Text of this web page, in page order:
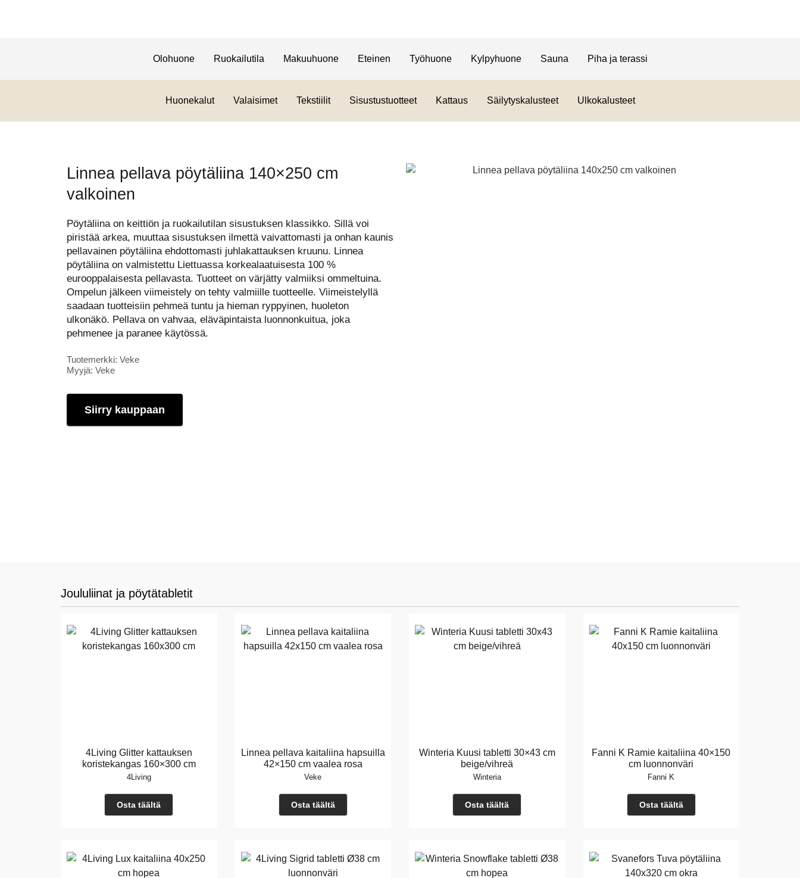
Olohuone Ruokailutila Makuuhuone Eteinen Työhuone Kylpyhuone Sauna Piha ja terassi
Huonekalut Valaisimet Tekstiilit Sisustustuotteet Kattaus Säilytyskalusteet Ulkokalusteet
Linnea pellava pöytäliina 140×250 cm
valkoinen
Pöytäliina on keittiön ja ruokailutilan sisustuksen klassikko. Sillä voi
piristää arkea, muuttaa sisustuksen ilmettä vaivattomasti ja onhan kaunis
pellavainen pöytäliina ehdottomasti juhlakattauksen kruunu. Linnea
pöytäliina on valmistettu Liettuassa korkealaatuisesta 100 %
eurooppalaisesta pellavasta. Tuotteet on värjätty valmiiksi ommeltuina.
Ompelun jälkeen viimeistely on tehty valmiille tuotteelle. Viimeistelyllä
saadaan tuotteisiin pehmeä tuntu ja hieman ryppyinen, huoleton
ulkonäkö. Pellava on vahvaa, eläväpintaista luonnonkuitua, joka
pehmenee ja paranee käytössä.
Tuotemerkki: Veke
Myyjä: Veke
Siirry kauppaan
Joululiinat ja pöytätabletit
4Living Glitter kattauksen
koristekangas 160×300 cm
4Living
Osta täältä
Linnea pellava kaitaliina hapsuilla
42×150 cm vaalea rosa
Veke
Osta täältä
Winteria Kuusi tabletti 30×43 cm
beige/vihreä
Winteria
Osta täältä
Fanni K Ramie kaitaliina 40×150
cm luonnonväri
Fanni K
Osta täältä